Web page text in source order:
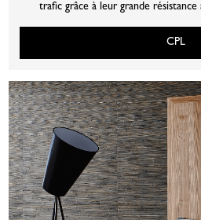
trafic grâce à leur grande
CPL